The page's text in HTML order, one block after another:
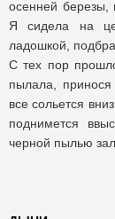
осенней березы,
Я сидела на
ладошкой,
С тех пор
пылала,
все сольется
поднимется
черной пылью